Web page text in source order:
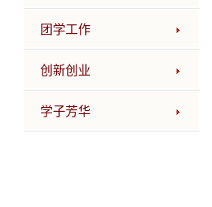
团学工作
创新创业
学子芳华